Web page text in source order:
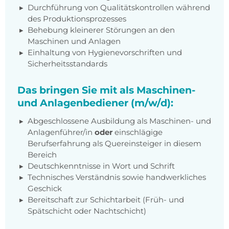
Durchführung von Qualitätskontrollen während
des Produktionsprozesses
Behebung kleinerer Störungen an den
Maschinen und Anlagen
Einhaltung von Hygienevorschriften und
Sicherheitsstandards
Das bringen Sie mit als Maschinen-
und Anlagenbediener (m/w/d):
Abgeschlossene Ausbildung als Maschinen- und
Anlagenführer/in oder einschlägige
Berufserfahrung als Quereinsteiger in diesem
Bereich
Deutschkenntnisse in Wort und Schrift
Technisches Verständnis sowie handwerkliches
Geschick
Bereitschaft zur Schichtarbeit (Früh- und
Spätschicht oder Nachtschicht)